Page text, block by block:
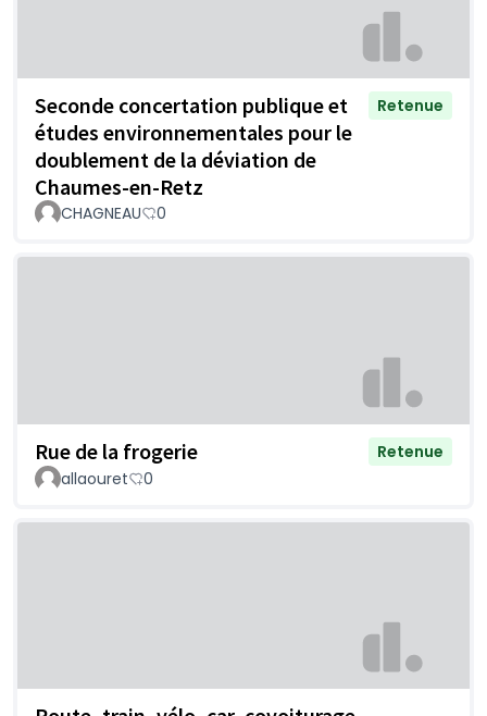
Seconde concertation publique et
études environnementales pour le
doublement de la déviation de
Chaumes-en-Retz
Retenue
CHAGNEAU 0
Rue de la frogerie
Retenue
allaouret
0